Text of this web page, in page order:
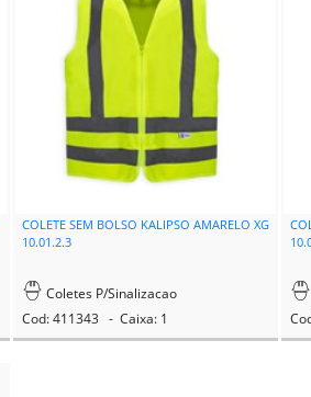
COLETE SEM BOLSO KALIPSO AMARELO XG
10.01.2.3
Coletes P/Sinalizacao
Cod: 411343 - Caixa: 1